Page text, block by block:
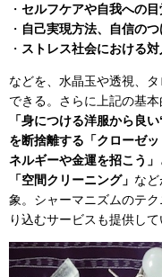
・ セルフケアや自我への目
・ 自己実現方法、自信の
・ ストレス社会における
などを、水晶玉や透視、
できる。さらに上記の基
「身につける洋服から良
を断捨離する「クローゼッ
ネルギーや金運を招こう
「空間クリーニング」 な
象。シャーマニズムのテ
り込むサービスも提供して